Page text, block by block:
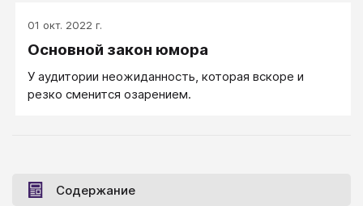
01 окт. 2022 г.
Основной закон юмора
У аудитории неожиданность, которая вскоре и
резко сменится озарением.
Содержание